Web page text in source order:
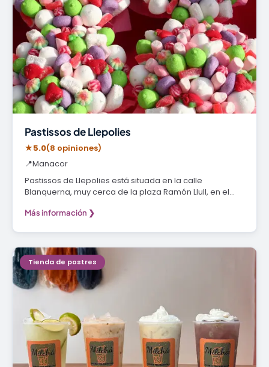
Pastissos de Llepolies
★5.0(8 opiniones)
📍Manacor
Pastissos de Llepolies está situada en la calle
Blanquerna, muy cerca de la plaza Ramón Llull, en el…
Más información ❯
Tienda de postres